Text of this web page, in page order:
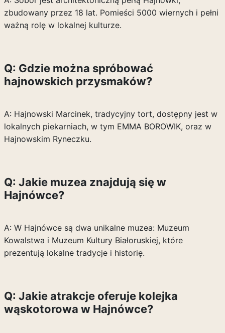
zbudowany przez 18 lat. Pomieści 5000 wiernych i pełni
ważną rolę w lokalnej kulturze.
Q: Gdzie można spróbować
hajnowskich przysmaków?
A: Hajnowski Marcinek, tradycyjny tort, dostępny jest w
lokalnych piekarniach, w tym EMMA BOROWIK, oraz w
Hajnowskim Ryneczku.
Q: Jakie muzea znajdują się w
Hajnówce?
A: W Hajnówce są dwa unikalne muzea: Muzeum
Kowalstwa i Muzeum Kultury Białoruskiej, które
prezentują lokalne tradycje i historię.
Q: Jakie atrakcje oferuje kolejka
wąskotorowa w Hajnówce?